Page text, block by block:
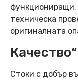
функциониращи,
техническа
оригиналната
Стоки с добър